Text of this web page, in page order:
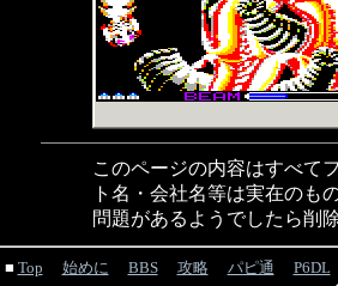
このページの内容はすべて
ト名・会社名等は実在のも
問題があるようでしたら削
■ Top 始めに BBS 攻略 パピ通
P6DL